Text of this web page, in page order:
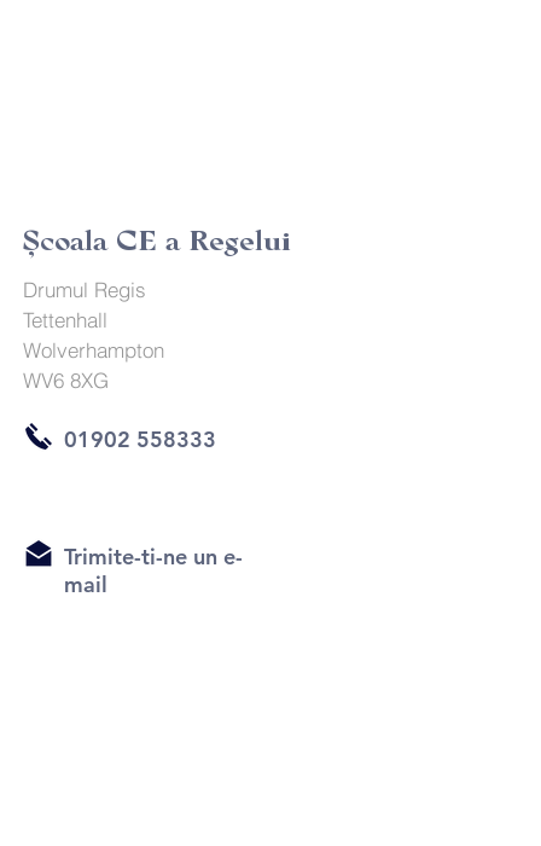
Şcoala CE a Regelui
Drumul Regis
Tettenhall
Wolverhampton
WV6 8XG
01902 558333
Trimite-ti-ne un e-
mail